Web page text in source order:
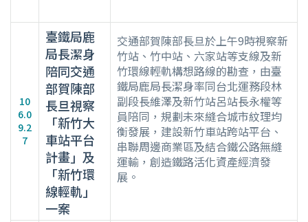
10
6.0
9.2
7
臺鐵局鹿
局長潔身
陪同交通
部賀陳部
長旦視察
「新竹大
車站平台
計畫」及
「新竹環
線輕軌」
一案
交通部賀陳部長旦於上午9時視察新
竹站、竹中站、六家站等支線及新
竹環線輕軌構想路線的勘查，由臺
鐵局鹿局長潔身率同台北運務段林
副段長維澤及新竹站呂站長永權等
員陪同，規劃未來縫合城市紋理均
衡發展，建設新竹車站跨站平台、
串聯周邊商業區及結合鐵公路無縫
運輸，創造鐵路活化資產經濟發
展。